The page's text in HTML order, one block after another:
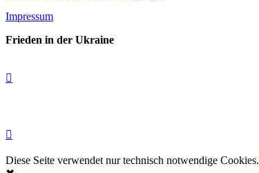
Impressum
Frieden in der Ukraine
Diese Seite verwendet nur technisch notwendige Cookies.